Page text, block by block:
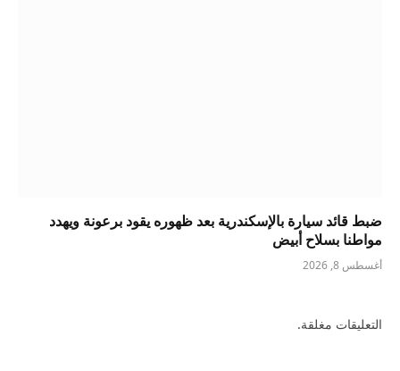
ضبط قائد سيارة بالإسكندرية بعد ظهوره يقود برعونة ويهدد
مواطنا بسلاح أبيض
أغسطس 8, 2026
التعليقات مغلقة.